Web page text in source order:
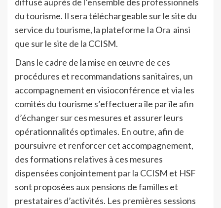
du tourisme. Il sera téléchargeable sur le site du
service du tourisme, la plateforme Ia Ora ainsi
que sur le site de la CCISM.
Dans le cadre de la mise en œuvre de ces
procédures et recommandations sanitaires, un
accompagnement en visioconférence et via les
comités du tourisme s’effectuera île par île afin
d’échanger sur ces mesures et assurer leurs
opérationnalités optimales. En outre, afin de
poursuivre et renforcer cet accompagnement,
des formations relatives à ces mesures
dispensées conjointement par la CCISM et HSF
sont proposées aux pensions de familles et
prestataires d’activités. Les premières sessions